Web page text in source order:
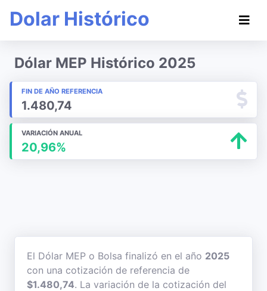
Dolar Histórico
Dólar MEP Histórico 2025
FIN DE AÑO REFERENCIA
1.480,74
VARIACIÓN ANUAL
20,96%
El Dólar MEP o Bolsa finalizó en el año 2025
con una cotización de referencia de
$1.480,74. La variación de la cotización del